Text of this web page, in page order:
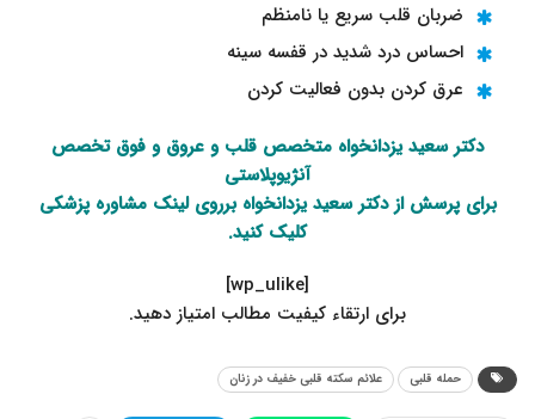
ضربان قلب سریع یا نامنظم
احساس درد شدید در قفسه سینه
عرق کردن بدون فعالیت کردن
دکتر سعید یزدانخواه متخصص قلب و عروق و فوق تخصص
آنژیوپلاستی
برای پرسش از دکتر سعید یزدانخواه برروی لینکمشاوره پزشکی
کلیک کنید.
[wp_ulike]
.برای ارتقاء کیفیت مطالب امتیاز دهید
حمله قلبی علائم سکته قلبی خفیف در زنان